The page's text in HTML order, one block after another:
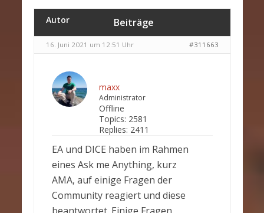
Autor Beiträge
16. Juni 2021 um 12:51 Uhr #311663
maxx
Administrator
Offline
Topics: 2581
Replies: 2411
EA und DICE haben im Rahmen
eines Ask me Anything, kurz
AMA, auf einige Fragen der
Community reagiert und diese